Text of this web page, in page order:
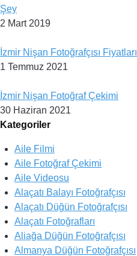
Şey
2 Mart 2019
İzmir Nişan Fotoğrafçısı Fiyatları
1 Temmuz 2021
İzmir Nişan Fotoğraf Çekimi
30 Haziran 2021
Kategoriler
Aile Filmi
Aile Fotoğraf Çekimi
Aile Videosu
Alaçatı Balayı Fotoğrafçısı
Alaçatı Düğün Fotoğrafçısı
Alaçatı Fotoğrafları
Aliağa Düğün Fotoğrafçısı
Almanya Düğün Fotoğrafçısı